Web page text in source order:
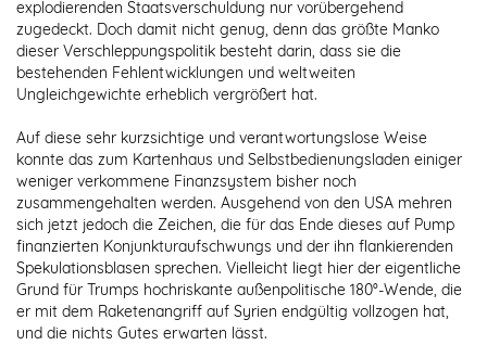
explodierenden Staatsverschuldung nur vorübergehend
zugedeckt. Doch damit nicht genug, denn das größte Manko
dieser Verschleppungspolitik besteht darin, dass sie die
bestehenden Fehlentwicklungen und weltweiten
Ungleichgewichte erheblich vergrößert hat.
Auf diese sehr kurzsichtige und verantwortungslose Weise
konnte das zum Kartenhaus und Selbstbedienungsladen einiger
weniger verkommene Finanzsystem bisher noch
zusammengehalten werden. Ausgehend von den USA mehren
sich jetzt jedoch die Zeichen, die für das Ende dieses auf Pump
finanzierten Konjunkturaufschwungs und der ihn flankierenden
Spekulationsblasen sprechen. Vielleicht liegt hier der eigentliche
Grund für Trumps hochriskante außenpolitische 180°-Wende, die
er mit dem Raketenangriff auf Syrien endgültig vollzogen hat,
und die nichts Gutes erwarten lässt.